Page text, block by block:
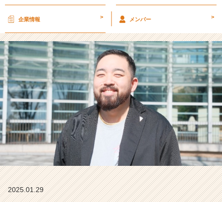
ョ
C
事
部
取
締
役
紹
介
【株
式
会
企業情報 > メンバー >
2025.01.29